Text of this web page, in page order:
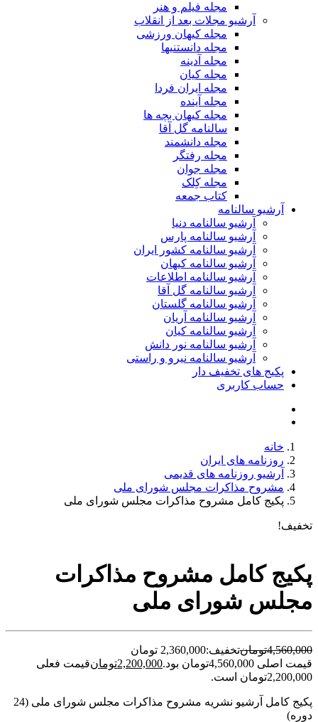
مجله فیلم و هنر
آرشیو مجلات بعد از انقلاب
مجله کیهان ورزشی
مجله دانستنیها
مجله آدینه
مجله کیان
مجله ایران فردا
مجله آینده
مجله کیهان بچه ها
سالنامه گل آقا
مجله دانشمند
مجله رفتگر
مجله جوان
مجله کِلک
کتاب جمعه
آرشیو سالنامه
آرشیو سالنامه دنیا
آرشیو سالنامه پارس
آرشیو سالنامه کشور ایران
آرشیو سالنامه کیهان
آرشیو سالنامه اطلاعات
آرشیو سالنامه گل آقا
آرشیو سالنامه گلستان
آرشیو سالنامه آریان
آرشیو سالنامه کیان
آرشیو سالنامه نور دانش
آرشیو سالنامه نیرو و راستی
پکیج های تخفیف دار
حساب کاربری
خانه
روزنامه های ایران
آرشیو روزنامه های قدیمی
مشروح مذاکرات مجلس شورای ملی
پکیج کامل مشروح مذاکرات مجلس شورای ملی
تخفیف!
پکیج کامل مشروح مذاکرات
مجلس شورای ملی
4,560,000تومانتخفیف:2,360,000 تومان
قیمت اصلی 4,560,000تومان بود.
2,200,000تومانقیمت فعلی
2,200,000تومان است.
پکیج کامل آرشیو نشریه مشروح مذاکرات مجلس شورای ملی (24
دوره)